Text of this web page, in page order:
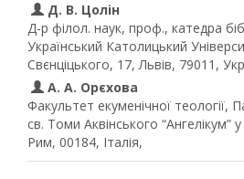
Д. В. Цолін
Д-р філол. наук, проф., катедра
Український Католицький
Свєнціцького, 17, Львів, 79011,
А. А. Орєхова
Факультет екуменічної теології,
св. Томи Аквінського “Ангелікум”
Рим, 00184, Італія,